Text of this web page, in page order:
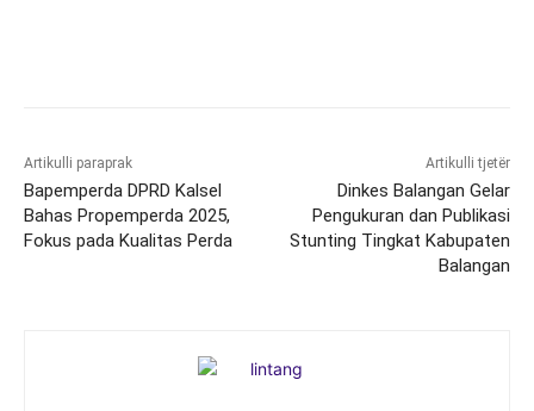
Artikulli paraprak
Bapemperda DPRD Kalsel
Bahas Propemperda 2025,
Fokus pada Kualitas Perda
Artikulli tjetër
Dinkes Balangan Gelar
Pengukuran dan Publikasi
Stunting Tingkat Kabupaten
Balangan